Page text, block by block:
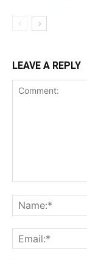
LEAVE A REPLY